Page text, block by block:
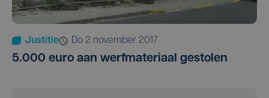
Justitie do 2 november 2017
5.000 euro aan werfmateriaal gestolen